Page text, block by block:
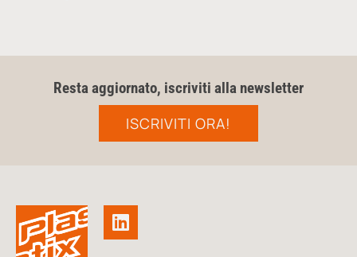
Resta aggiornato, iscriviti alla newsletter
ISCRIVITI ORA!